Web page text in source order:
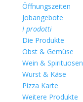
Öffnungszeiten
Jobangebote
I prodotti
Die Produkte
Obst & Gemüse
Wein & Spirituosen
Wurst & Käse
Pizza Karte
Weitere Produkte